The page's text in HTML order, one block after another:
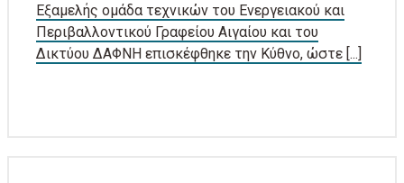
Εξαμελής ομάδα τεχνικών του Ενεργειακού και
Περιβαλλοντικού Γραφείου Αιγαίου και του
Δικτύου ΔΑΦΝΗ επισκέφθηκε την Κύθνο, ώστε [...]